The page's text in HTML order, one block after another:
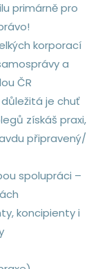
primárně pro
korporací
a
ČR
je chuť
získáš praxi,
připravený/
spolupráci –
koncipienty i